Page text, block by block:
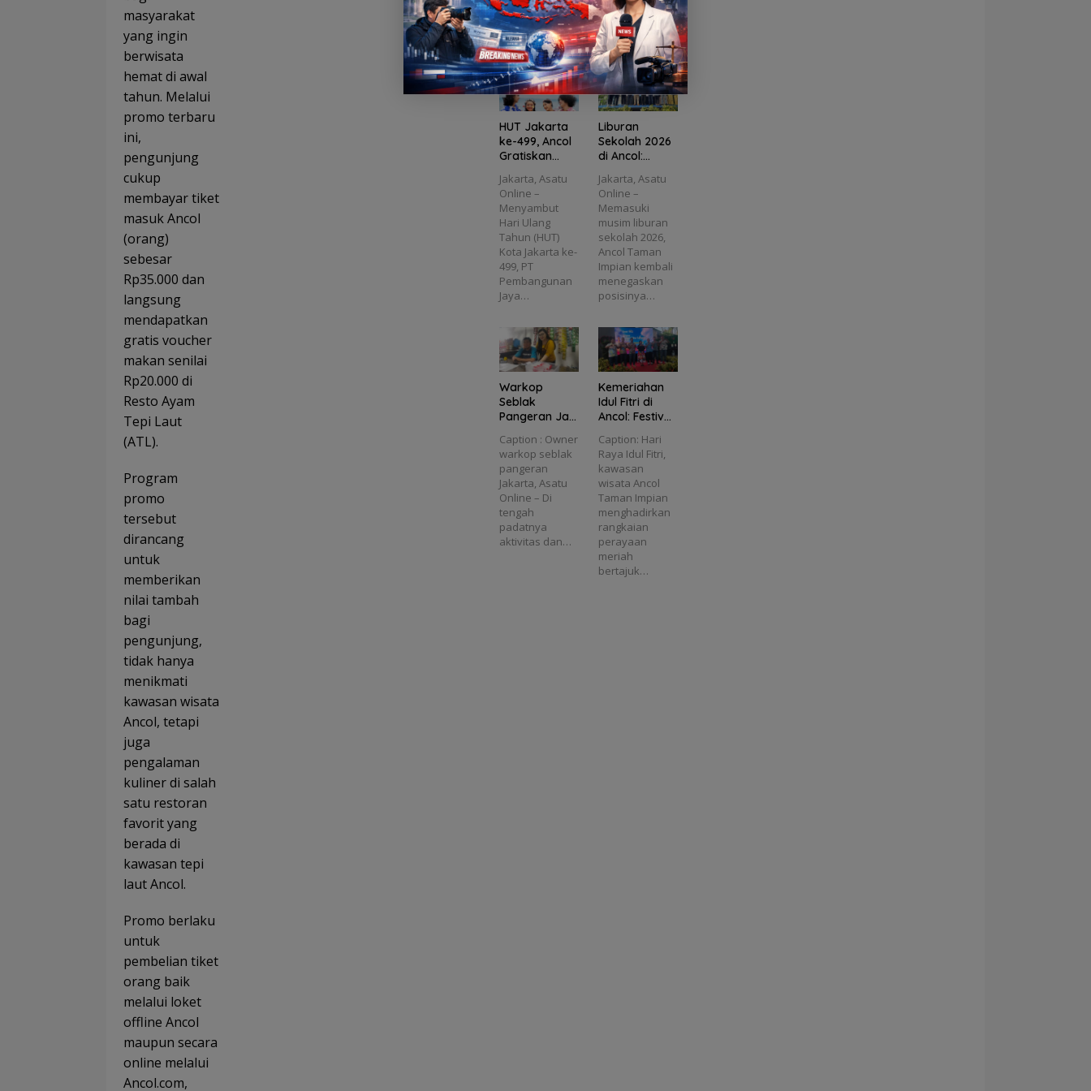
masyarakat
yang ingin
berwisata
hemat di awal
tahun. Melalui
promo terbaru
ini,
pengunjung
cukup
membayar tiket
masuk Ancol
(orang)
sebesar
Rp35.000 dan
langsung
mendapatkan
gratis voucher
makan senilai
Rp20.000 di
Resto Ayam
Tepi Laut
(ATL).
Program
promo
tersebut
dirancang
untuk
memberikan
nilai tambah
bagi
pengunjung,
tidak hanya
menikmati
kawasan wisata
Ancol, tetapi
juga
pengalaman
kuliner di salah
satu restoran
favorit yang
berada di
kawasan tepi
laut Ancol.
Promo berlaku
untuk
pembelian tiket
orang baik
melalui loket
offline Ancol
maupun secara
online melalui
Ancol.com,
Transp
ortasi
dan
Pariwis
ata Ibu
Lelah
Warga
Ibu
Kota,
Sajikan
Kuliner
dan
Festival
Raya
Kemen
angan
Hadirka
n
Hiburan
peningkatan
seiring
tingginya…
Kota
menjadi
momentum
penting…
HUT Jakarta
ke-499, Ancol
Gratiskan
Seharian
untuk Warga
Ber-KTP DKI
Jakarta, Asatu
Online –
Menyambut
Hari Ulang
Tahun (HUT)
Kota Jakarta ke-
499, PT
Pembangunan
Jaya…
Liburan
Sekolah 2026
di Ancol:
Edukasi, dan
Hiburan
Spektakuler
Siap
Manjakan
Keluarga
Jakarta, Asatu
Online –
Memasuki
musim liburan
sekolah 2026,
Ancol Taman
Impian kembali
menegaskan
posisinya…
Warkop
Seblak
Pangeran Jadi
Warga Ibu
Kota, Sajikan
Kuliner dan
Karaoke
Gratis
Caption : Owner
warkop seblak
pangeran
Jakarta, Asatu
Online – Di
tengah
padatnya
aktivitas dan…
Kemeriahan
Idul Fitri di
Ancol: Festival
Kemenangan
Hadirkan
Hiburan
Spektakuler
untuk
Keluarga
Caption: Hari
Raya Idul Fitri,
kawasan
wisata Ancol
Taman Impian
menghadirkan
rangkaian
perayaan
meriah
bertajuk…